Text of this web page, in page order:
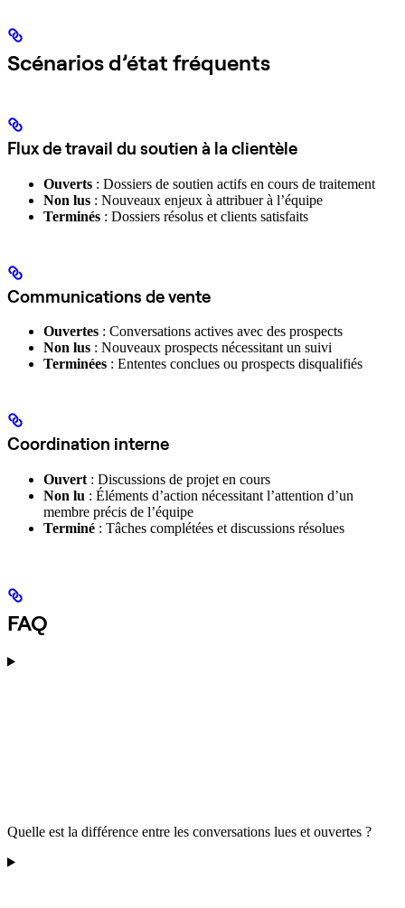
Scénarios d’état fréquents
Flux de travail du soutien à la clientèle
Ouverts : Dossiers de soutien actifs en cours de traitement
Non lus : Nouveaux enjeux à attribuer à l’équipe
Terminés : Dossiers résolus et clients satisfaits
Communications de vente
Ouvertes : Conversations actives avec des prospects
Non lus : Nouveaux prospects nécessitant un suivi
Terminées : Ententes conclues ou prospects disqualifiés
Coordination interne
Ouvert : Discussions de projet en cours
Non lu : Éléments d’action nécessitant l’attention d’un
membre précis de l’équipe
Terminé : Tâches complétées et discussions résolues
FAQ
Quelle est la différence entre les conversations lues et ouvertes ?